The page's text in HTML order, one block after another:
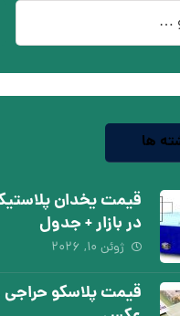
ها
در بازار + جدول
ژوئن ۱۰, ۲۰۲۶
قیمت پلاسکو